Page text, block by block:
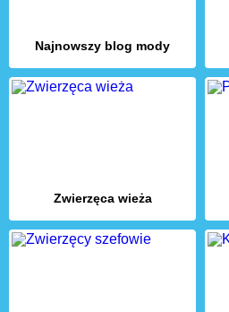
Najnowszy blog mody
Zwierzęca wieża